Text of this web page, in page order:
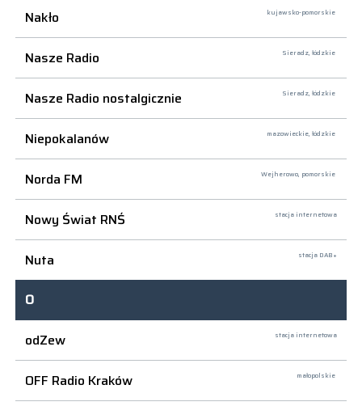
Nakło kujawsko-pomorskie
Nasze Radio Sieradz, łódzkie
Nasze Radio nostalgicznie Sieradz, łódzkie
Niepokalanów mazowieckie, łódzkie
Norda FM Wejherowo, pomorskie
Nowy Świat RNŚ stacja internetowa
Nuta stacja DAB+
O
odZew
stacja internetowa
OFF Radio Kraków małopolskie